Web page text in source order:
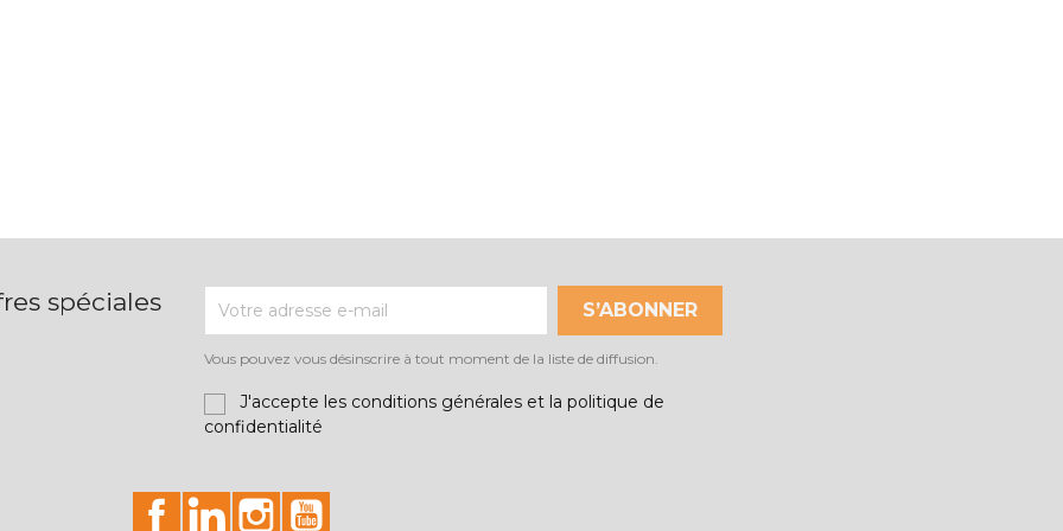
spéciales
Vous pouvez vous désinscrire à tout moment de la liste de diffusion.
J'accepte les conditions générales et la politique de
confidentialité
id="facebook-social"
id="linkedin-social"
id="instagram-social"